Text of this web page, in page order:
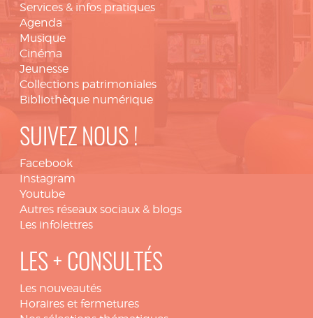
Services & infos pratiques
Agenda
Musique
Cinéma
Jeunesse
Collections patrimoniales
Bibliothèque numérique
SUIVEZ NOUS !
Facebook
Instagram
Youtube
Autres réseaux sociaux & blogs
Les infolettres
LES + CONSULTÉS
Les nouveautés
Horaires et fermetures